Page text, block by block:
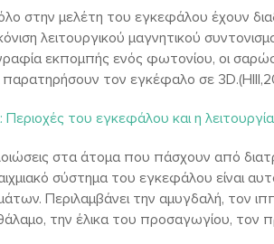
στην μελέτη του εγκεφάλου έχουν
λειτουργικού μαγνητικού
εκπομπής ενός φωτονίου, οι
τον εγκέφαλο σε
Περιοχές του εγκεφάλου και η
στα άτομα που πάσχουν από
σύστημα του εγκεφάλου είναι
Περιλαμβάνει την αμυγδαλή, τον
την έλικα του προσαγωγίου, τον